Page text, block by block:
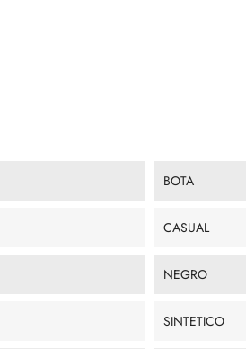
BOTA
CASUAL
NEGRO
SINTETICO